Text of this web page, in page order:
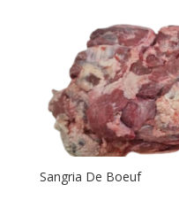
Sangria De Boeuf